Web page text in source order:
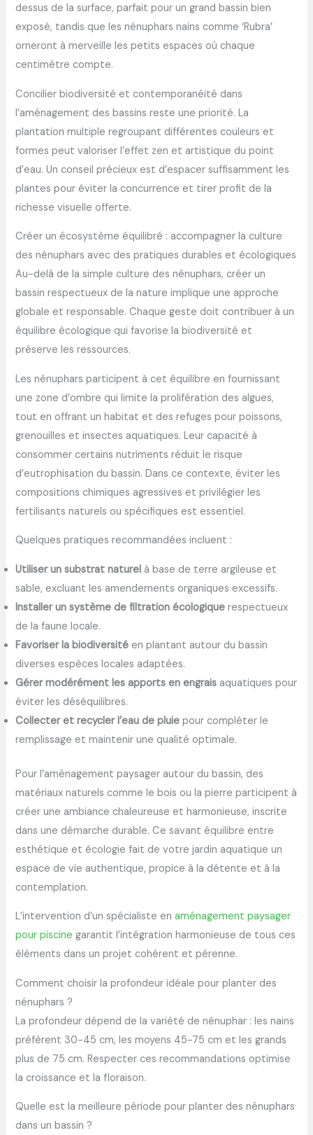
dessus de la surface, parfait pour un grand bassin bien
exposé, tandis que les nénuphars nains comme ‘Rubra’
orneront à merveille les petits espaces où chaque
centimètre compte.
Concilier biodiversité et contemporanéité dans
l’aménagement des bassins reste une priorité. La
plantation multiple regroupant différentes couleurs et
formes peut valoriser l’effet zen et artistique du point
d’eau. Un conseil précieux est d’espacer suffisamment les
plantes pour éviter la concurrence et tirer profit de la
richesse visuelle offerte.
Créer un écosystème équilibré : accompagner la culture
des nénuphars avec des pratiques durables et écologiques
Au-delà de la simple culture des nénuphars, créer un
bassin respectueux de la nature implique une approche
globale et responsable. Chaque geste doit contribuer à un
équilibre écologique qui favorise la biodiversité et
préserve les ressources.
Les nénuphars participent à cet équilibre en fournissant
une zone d’ombre qui limite la prolifération des algues,
tout en offrant un habitat et des refuges pour poissons,
grenouilles et insectes aquatiques. Leur capacité à
consommer certains nutriments réduit le risque
d’eutrophisation du bassin. Dans ce contexte, éviter les
compositions chimiques agressives et privilégier les
fertilisants naturels ou spécifiques est essentiel.
Quelques pratiques recommandées incluent :
Utiliser un substrat naturel à base de terre argileuse et
sable, excluant les amendements organiques excessifs.
Installer un système de filtration écologique respectueux
de la faune locale.
Favoriser la biodiversité en plantant autour du bassin
diverses espèces locales adaptées.
Gérer modérément les apports en engrais aquatiques pour
éviter les déséquilibres.
Collecter et recycler l’eau de pluie pour compléter le
remplissage et maintenir une qualité optimale.
Pour l’aménagement paysager autour du bassin, des
matériaux naturels comme le bois ou la pierre participent à
créer une ambiance chaleureuse et harmonieuse, inscrite
dans une démarche durable. Ce savant équilibre entre
esthétique et écologie fait de votre jardin aquatique un
espace de vie authentique, propice à la détente et à la
contemplation.
L’intervention d’un spécialiste enaménagement paysager
pour piscine garantit l’intégration harmonieuse de tous ces
éléments dans un projet cohérent et pérenne.
Comment choisir la profondeur idéale pour planter des
nénuphars ?
La profondeur dépend de la variété de nénuphar : les nains
préfèrent 30-45 cm, les moyens 45-75 cm et les grands
plus de 75 cm. Respecter ces recommandations optimise
la croissance et la floraison.
Quelle est la meilleure période pour planter des nénuphars
dans un bassin ?